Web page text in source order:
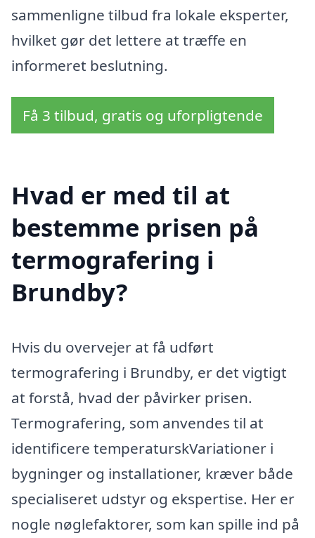
sammenligne tilbud fra lokale eksperter,
hvilket gør det lettere at træffe en
informeret beslutning.
Få 3 tilbud, gratis og uforpligtende
Hvad er med til at
bestemme prisen på
termografering i
Brundby?
Hvis du overvejer at få udført
termografering i Brundby, er det vigtigt
at forstå, hvad der påvirker prisen.
Termografering, som anvendes til at
identificere temperaturskVariationer i
bygninger og installationer, kræver både
specialiseret udstyr og ekspertise. Her er
nogle nøglefaktorer, som kan spille ind på